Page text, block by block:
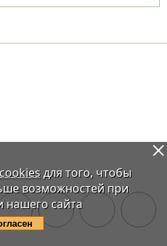
cookiesдля того, чтобы
возможностей при
нашего сайта